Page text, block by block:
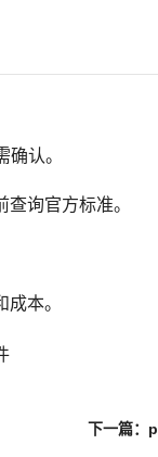
认。
询官方标准。
本。
下一篇：